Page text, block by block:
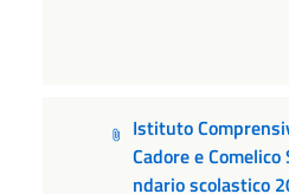
Istituto
Cadore e
ndario scolastico